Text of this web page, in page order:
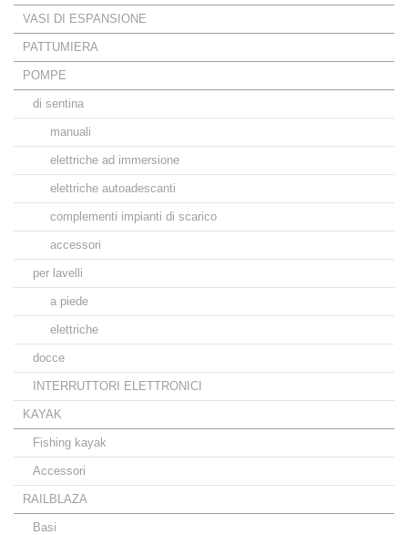
VASI DI ESPANSIONE
PATTUMIERA
POMPE
di sentina
manuali
elettriche ad immersione
elettriche autoadescanti
complementi impianti di scarico
accessori
per lavelli
a piede
elettriche
docce
INTERRUTTORI ELETTRONICI
KAYAK
Fishing kayak
Accessori
RAILBLAZA
Basi